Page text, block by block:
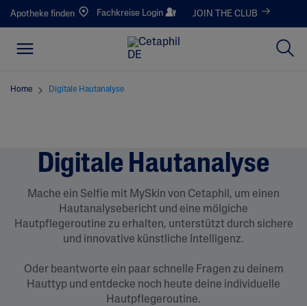
Apotheke finden Fachkreise Login JOIN THE CLUB
Home Digitale Hautanalyse
Digitale Hautanalyse
Mache ein Selfie mit MySkin von Cetaphil, um einen
Hautanalysebericht und eine mölgiche
Hautpflegeroutine zu erhalten, unterstützt durch sichere
und innovative künstliche Intelligenz.
Oder beantworte ein paar schnelle Fragen zu deinem
Hauttyp und entdecke noch heute deine individuelle
Hautpflegeroutine.